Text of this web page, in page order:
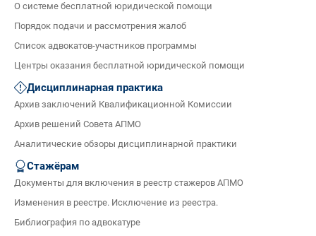
О системе бесплатной юридической помощи
Порядок подачи и рассмотрения жалоб
Список адвокатов-участников программы
Центры оказания бесплатной юридической помощи
Дисциплинарная практика
Архив заключений Квалификационной Комиссии
Архив решений Совета АПМО
Аналитические обзоры дисциплинарной практики
Стажёрам
Документы для включения в реестр стажеров АПМО
Изменения в реестре. Исключение из реестра.
Библиография по адвокатуре